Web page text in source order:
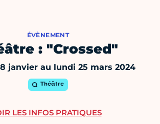
ÉVÈNEMENT
: "Crossed"
janvier au lundi 25 mars 2024
Théâtre
LES INFOS PRATIQUES